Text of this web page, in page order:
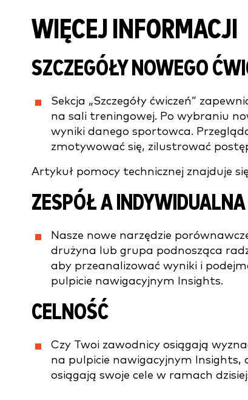
WIĘCEJ INFORMACJI
SZCZEGÓŁY NOWEGO
Sekcja „Szczegóły ćwiczeń”
na sali treningowej. Po wybraniu
wyniki danego sportowca.
zmotywować się, zilustrować
Artykuł pomocy technicznej znajduje się
ZESPÓŁ A
Nasze nowe narzędzie
drużyna lub grupa podnosząca
aby przeanalizować wyniki i
pulpicie nawigacyjnym Insights.
CELNOŚĆ
Czy Twoi zawodnicy osiągają
na pulpicie nawigacyjnym Insights,
osiągają swoje cele w ramach